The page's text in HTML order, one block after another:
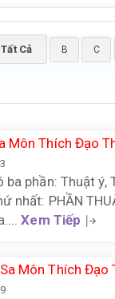
Cả B C
Môn Thích Đạo
ba phần: Thuật ý,
nhất: PHẦN
Xem Tiếp
Sa Môn Thích Đạo